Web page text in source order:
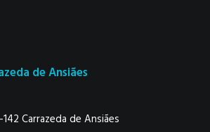
de Ansiães
Carrazeda de Ansiães